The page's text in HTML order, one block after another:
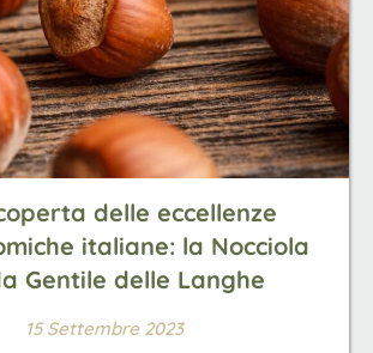
delle eccellenze
italiane: la Nocciola
Gentile delle Langhe
15 Settembre 2023